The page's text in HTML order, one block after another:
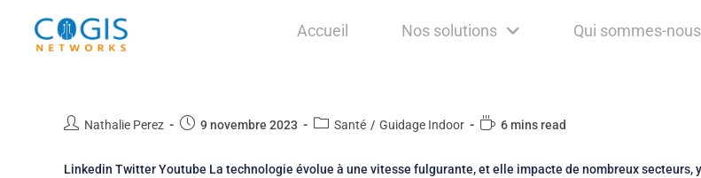
Accueil Nos solutions Qui sommes-
Nathalie Perez 9 novembre 2023 Santé / Guidage Indoor 6 mins read
Linkedin Twitter Youtube La technologie évolue à une vitesse fulgurante, et elle impacte de nombreux secteurs,